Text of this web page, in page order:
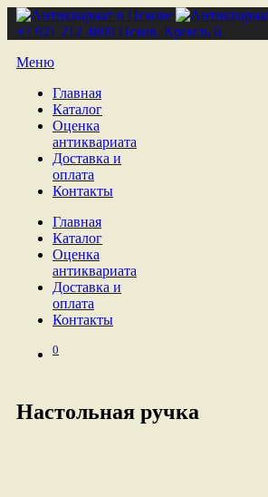
+7 921 212 4809 Псков, Кремль 6
Меню
Главная
Каталог
Оценка
антиквариата
Доставка и
оплата
Контакты
Главная
Каталог
Оценка
антиквариата
Доставка и
оплата
Контакты
0
Настольная ручка